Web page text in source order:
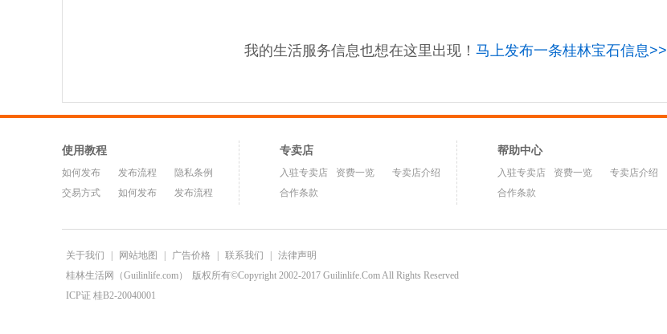
我的生活服务信息也想在这里出现！ 马上发布一条桂林宝石信息>>
使用教程
如何发布 发布流程
隐私条例
交易方式
如何发布 发布流程
专卖店
入驻专卖店 资费一览
专卖店介绍
合作条款
帮助中心
入驻专卖店 资费一览
专卖店介绍
合作条款
关于我们 网站地图 广告价格 联系我们
法律声明
桂林生活网（Guilinlife.com）
版权所有©Copyright 2002-2017 Guilinlife.Com All Rights Reserved
ICP证 桂B2-20040001